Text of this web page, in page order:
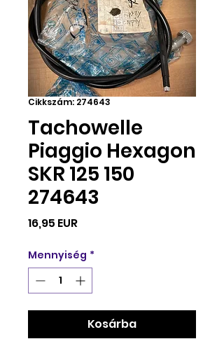
Cikkszám: 274643
Tachowelle
Piaggio Hexagon
SKR 125 150
274643
16,95 EURÁr
Mennyiség *
Kosárba